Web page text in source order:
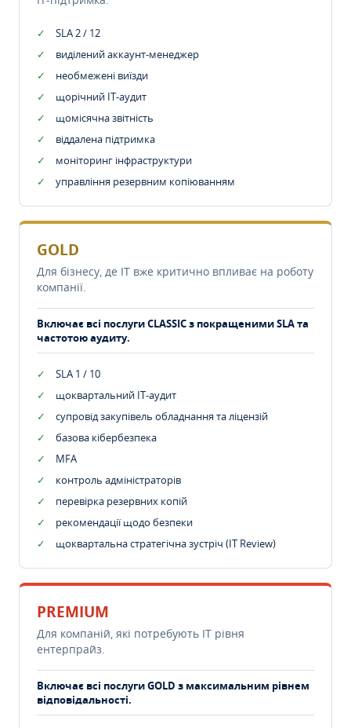
SLA 2 / 12
виділений аккаунт-менеджер
необмежені виїзди
щорічний IT-аудит
щомісячна звітність
віддалена підтримка
моніторинг інфраструктури
управління резервним копіюванням
GOLD
Для бізнесу, де IT вже критично впливає на роботу
компанії.
Включає всі послуги CLASSIC з покращеними SLA та
частотою аудиту.
SLA 1 / 10
щоквартальний IT-аудит
супровід закупівель обладнання та ліцензій
базова кібербезпека
MFA
контроль адміністраторів
перевірка резервних копій
рекомендації щодо безпеки
щоквартальна стратегічна зустріч (IT Review)
PREMIUM
Для компаній, які потребують ІТ рівня
ентерпрайз.
Включає всі послуги GOLD з максимальним рівнем
відповідальності.